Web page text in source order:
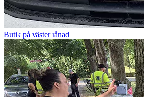
Butik på väster rånad